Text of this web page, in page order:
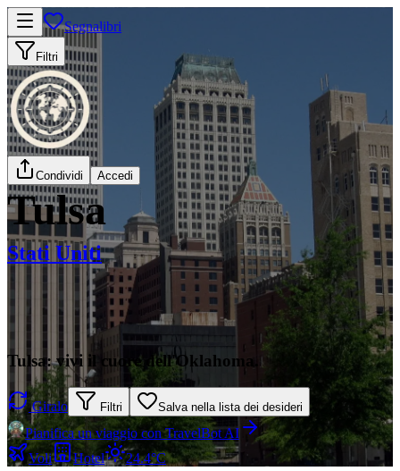
Segnalibri
Filtri
Condividi Accedi
Tulsa
Stati Uniti
Tulsa: vivi il cuore dell'Oklahoma.
Giralo Filtri Salva nella lista dei desideri
Pianifica un viaggio con TravelBot AI
Voli
Hotel 24.4°C